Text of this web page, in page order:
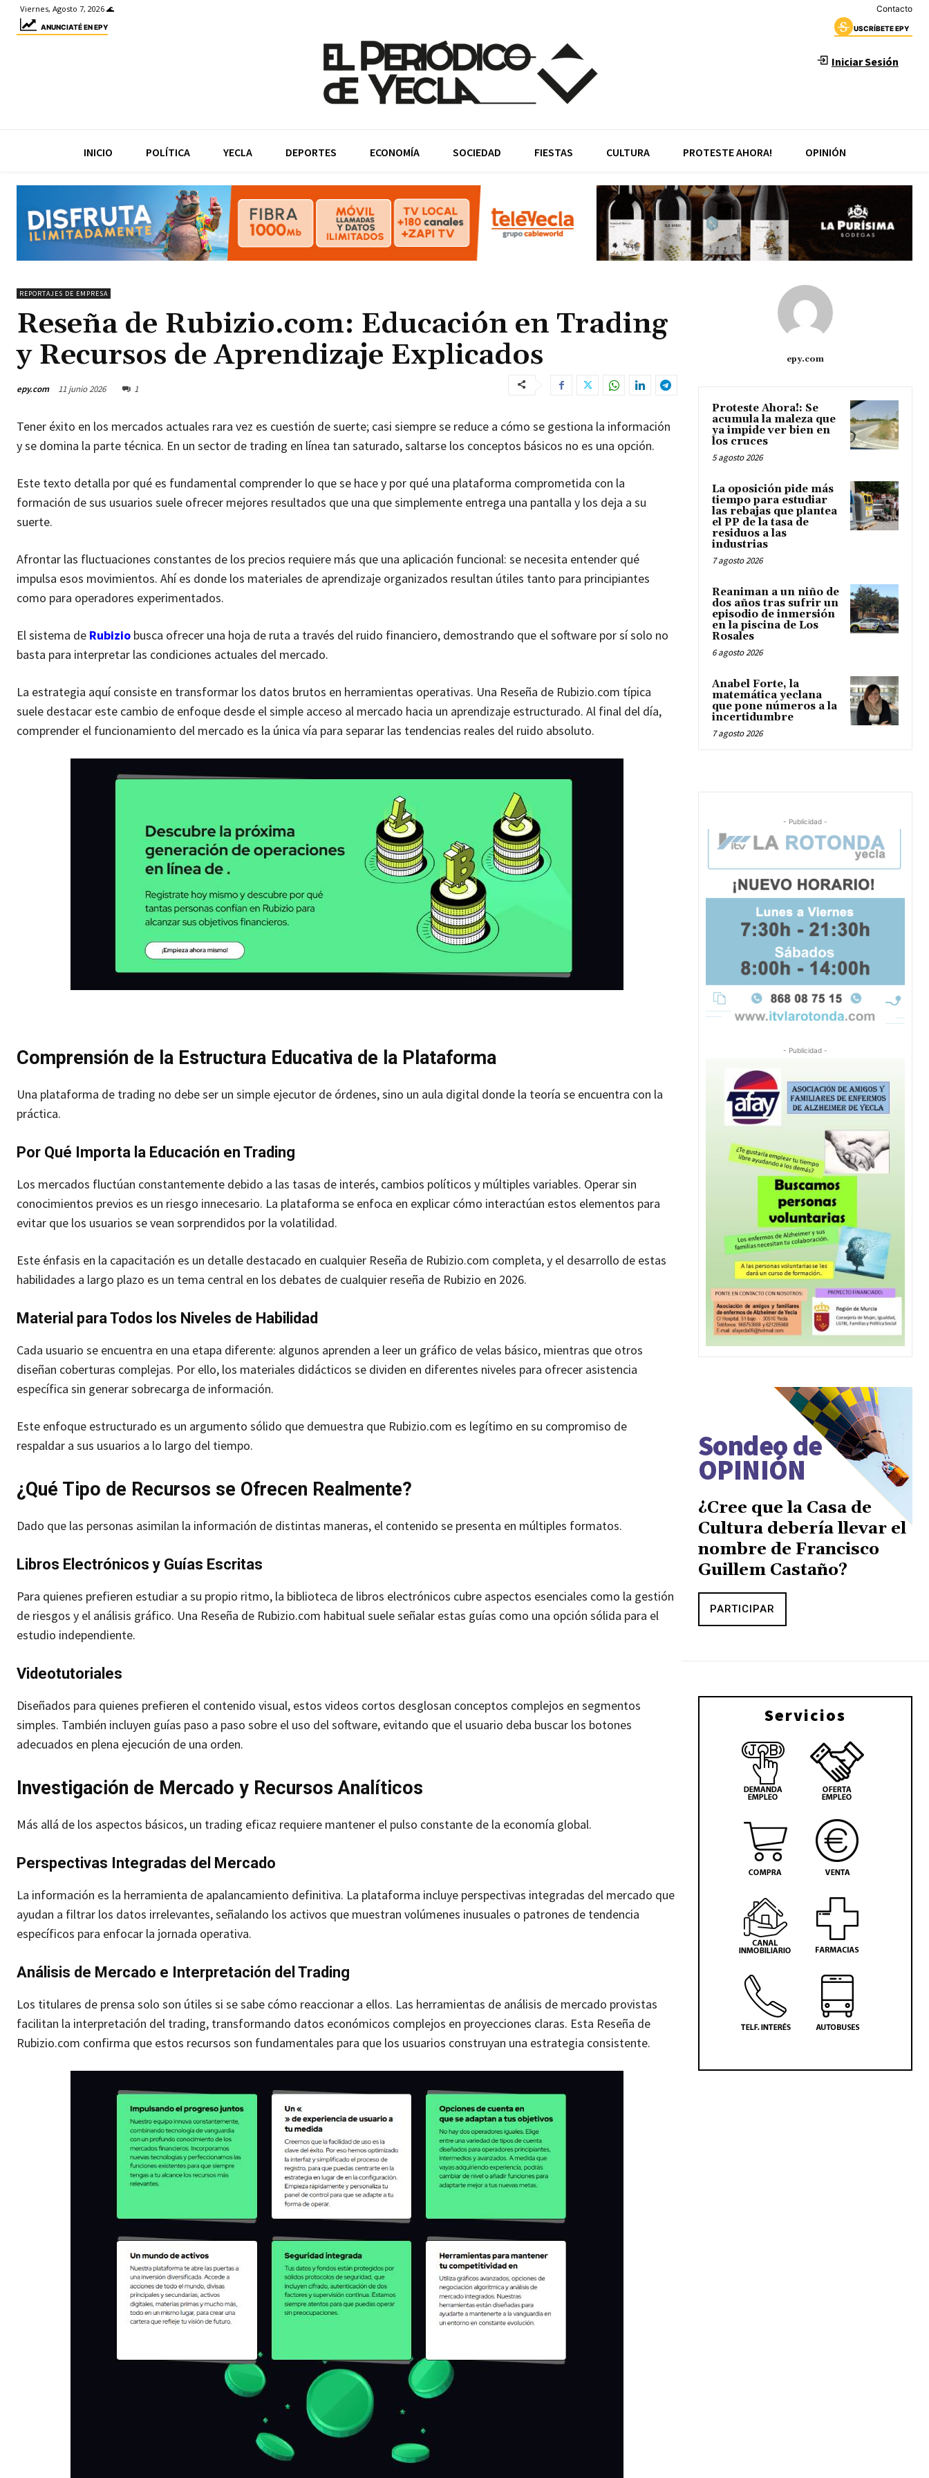
Viernes, Agosto 7, 2026 🌊 Contacto
ANUNCIATÉ EN EPY USCRÍBETE EPY
Iniciar Sesión
INICIO POLÍTICA YECLA DEPORTES ECONOMÍA SOCIEDAD FIESTAS CULTURA PROTESTE AHORA! OPINIÓN
REPORTAJES DE EMPRESA
Reseña de Rubizio.com: Educación en Trading
y Recursos de Aprendizaje Explicados
epy.com 11 junio 2026 1
Tener éxito en los mercados actuales rara vez es cuestión de suerte; casi siempre se reduce a cómo se gestiona la información
y se domina la parte técnica. En un sector de trading en línea tan saturado, saltarse los conceptos básicos no es una opción.
Este texto detalla por qué es fundamental comprender lo que se hace y por qué una plataforma comprometida con la
formación de sus usuarios suele ofrecer mejores resultados que una que simplemente entrega una pantalla y los deja a su
suerte.
Afrontar las fluctuaciones constantes de los precios requiere más que una aplicación funcional: se necesita entender qué
impulsa esos movimientos. Ahí es donde los materiales de aprendizaje organizados resultan útiles tanto para principiantes
como para operadores experimentados.
El sistema de Rubizio busca ofrecer una hoja de ruta a través del ruido financiero, demostrando que el software por sí solo no
basta para interpretar las condiciones actuales del mercado.
La estrategia aquí consiste en transformar los datos brutos en herramientas operativas. Una Reseña de Rubizio.com típica
suele destacar este cambio de enfoque desde el simple acceso al mercado hacia un aprendizaje estructurado. Al final del día,
comprender el funcionamiento del mercado es la única vía para separar las tendencias reales del ruido absoluto.
Comprensión de la Estructura Educativa de la Plataforma
Una plataforma de trading no debe ser un simple ejecutor de órdenes, sino un aula digital donde la teoría se encuentra con la
práctica.
Por Qué Importa la Educación en Trading
Los mercados fluctúan constantemente debido a las tasas de interés, cambios políticos y múltiples variables. Operar sin
conocimientos previos es un riesgo innecesario. La plataforma se enfoca en explicar cómo interactúan estos elementos para
evitar que los usuarios se vean sorprendidos por la volatilidad.
Este énfasis en la capacitación es un detalle destacado en cualquier Reseña de Rubizio.com completa, y el desarrollo de estas
habilidades a largo plazo es un tema central en los debates de cualquier reseña de Rubizio en 2026.
Material para Todos los Niveles de Habilidad
Cada usuario se encuentra en una etapa diferente: algunos aprenden a leer un gráfico de velas básico, mientras que otros
diseñan coberturas complejas. Por ello, los materiales didácticos se dividen en diferentes niveles para ofrecer asistencia
específica sin generar sobrecarga de información.
Este enfoque estructurado es un argumento sólido que demuestra que Rubizio.com es legítimo en su compromiso de
respaldar a sus usuarios a lo largo del tiempo.
¿Qué Tipo de Recursos se Ofrecen Realmente?
Dado que las personas asimilan la información de distintas maneras, el contenido se presenta en múltiples formatos.
Libros Electrónicos y Guías Escritas
Para quienes prefieren estudiar a su propio ritmo, la biblioteca de libros electrónicos cubre aspectos esenciales como la gestión
de riesgos y el análisis gráfico. Una Reseña de Rubizio.com habitual suele señalar estas guías como una opción sólida para el
estudio independiente.
Videotutoriales
Diseñados para quienes prefieren el contenido visual, estos videos cortos desglosan conceptos complejos en segmentos
simples. También incluyen guías paso a paso sobre el uso del software, evitando que el usuario deba buscar los botones
adecuados en plena ejecución de una orden.
Investigación de Mercado y Recursos Analíticos
Más allá de los aspectos básicos, un trading eficaz requiere mantener el pulso constante de la economía global.
Perspectivas Integradas del Mercado
La información es la herramienta de apalancamiento definitiva. La plataforma incluye perspectivas integradas del mercado que
ayudan a filtrar los datos irrelevantes, señalando los activos que muestran volúmenes inusuales o patrones de tendencia
específicos para enfocar la jornada operativa.
Análisis de Mercado e Interpretación del Trading
Los titulares de prensa solo son útiles si se sabe cómo reaccionar a ellos. Las herramientas de análisis de mercado provistas
facilitan la interpretación del trading, transformando datos económicos complejos en proyecciones claras. Esta Reseña de
Rubizio.com confirma que estos recursos son fundamentales para que los usuarios construyan una estrategia consistente.
epy.com
Proteste Ahora!: Se
acumula la maleza que
ya impide ver bien en
los cruces
5 agosto 2026
La oposición pide más
tiempo para estudiar
las rebajas que plantea
el PP de la tasa de
residuos a las
industrias
7 agosto 2026
Reaniman a un niño de
dos años tras sufrir un
episodio de inmersión
en la piscina de Los
Rosales
6 agosto 2026
Anabel Forte, la
matemática yeclana
que pone números a la
incertidumbre
7 agosto 2026
- Publicidad -
- Publicidad -
Sondeo de
OPINIÓN
¿Cree que la Casa de
Cultura debería llevar el
nombre de Francisco
Guillem Castaño?
PARTICIPAR
Servicios